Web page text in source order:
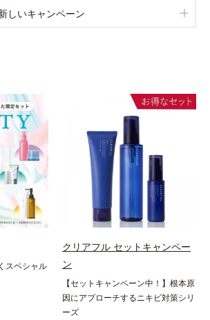
しいキャンペーン
スペシャル
クリアフル セットキャンペー
ン
【セットキャンペーン中！】根本原
因にアプローチするニキビ対策シリ
ーズ